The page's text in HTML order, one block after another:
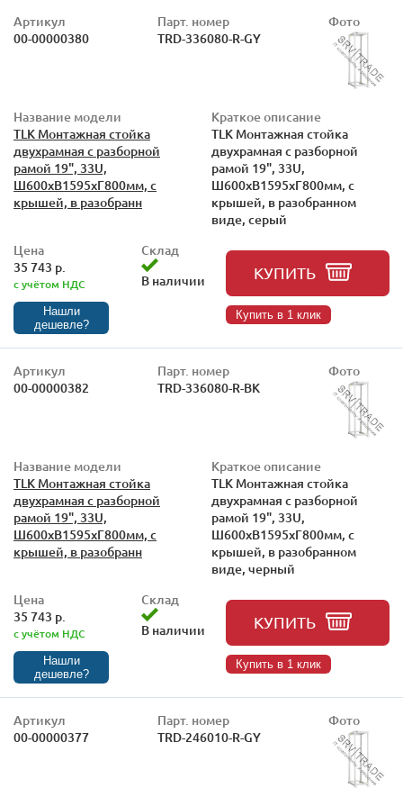
Артикул
00-00000380
Парт. номер
TRD-336080-R-GY
Фото
Название модели
TLK Монтажная стойка
двухрамная с разборной
рамой 19", 33U,
Ш600xВ1595xГ800мм, с
крышей, в разобранн
Краткое описание
TLK Монтажная стойка
двухрамная с разборной
рамой 19", 33U,
Ш600xВ1595xГ800мм, с
крышей, в разобранном
виде, серый
Цена
35 743 р.
с учётом НДС
Нашли
дешевле?
Склад
В наличии
КУПИТЬ
Купить в 1 клик
Артикул
00-00000382
Парт. номер
TRD-336080-R-BK
Фото
Название модели
TLK Монтажная стойка
двухрамная с разборной
рамой 19", 33U,
Ш600xВ1595xГ800мм, с
крышей, в разобранн
Краткое описание
TLK Монтажная стойка
двухрамная с разборной
рамой 19", 33U,
Ш600xВ1595xГ800мм, с
крышей, в разобранном
виде, черный
Цена
35 743 р.
с учётом НДС
Нашли
дешевле?
Склад
В наличии
КУПИТЬ
Купить в 1 клик
Артикул
00-00000377
Парт. номер
TRD-246010-R-GY
Фото